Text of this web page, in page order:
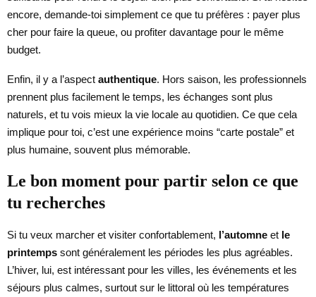
encore, demande-toi simplement ce que tu préfères : payer plus
cher pour faire la queue, ou profiter davantage pour le même
budget.
Enfin, il y a l’aspect authentique. Hors saison, les professionnels
prennent plus facilement le temps, les échanges sont plus
naturels, et tu vois mieux la vie locale au quotidien. Ce que cela
implique pour toi, c’est une expérience moins “carte postale” et
plus humaine, souvent plus mémorable.
Le bon moment pour partir selon ce que
tu recherches
Si tu veux marcher et visiter confortablement, l’automne et le
printemps sont généralement les périodes les plus agréables.
L’hiver, lui, est intéressant pour les villes, les événements et les
séjours plus calmes, surtout sur le littoral où les températures